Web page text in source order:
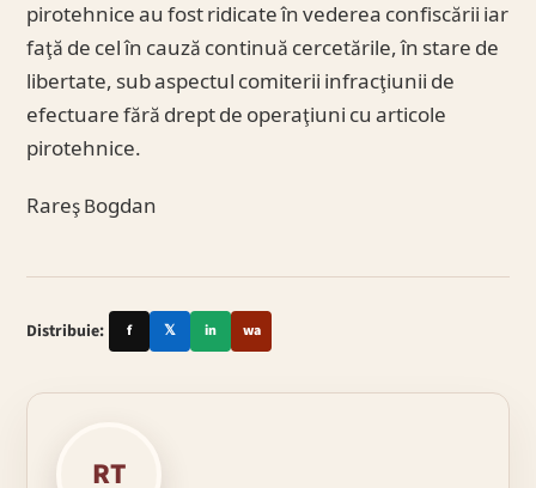
pirotehnice au fost ridicate în vederea confiscării iar
faţă de cel în cauză continuă cercetările, în stare de
libertate, sub aspectul comiterii infracţiunii de
efectuare fără drept de operaţiuni cu articole
pirotehnice.
Rareş Bogdan
Distribuie: f 𝕏 in wa
RT